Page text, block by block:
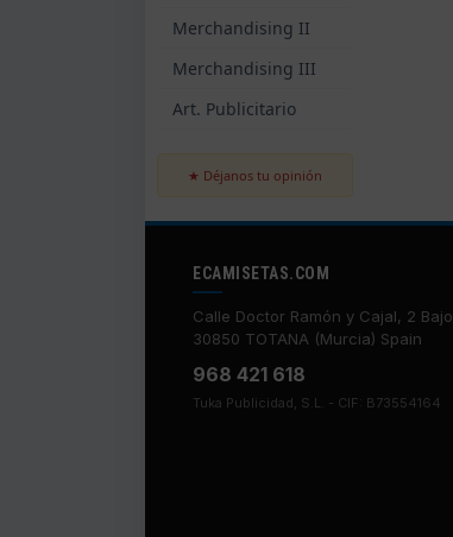
Merchandising II
Merchandising III
Art. Publicitario
★ Déjanos tu opinión
ECAMISETAS.COM
Calle Doctor Ramón y Cajal, 2 Bajo
30850 TOTANA (Murcia) Spain
968 421 618
Tuka Publicidad, S.L. - CIF: B73554164